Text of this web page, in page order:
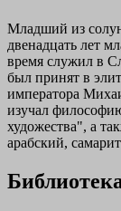
Младший из
двенадцать лет
время служил в
был принят в
императора
изучал
художества", а
арабский,